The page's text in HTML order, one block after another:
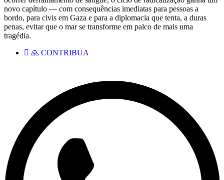
novo capítulo — com consequências imediatas para pessoas a
bordo, para civis em Gaza e para a diplomacia que tenta, a duras
penas, evitar que o mar se transforme em palco de mais uma
tragédia.
🙏 CONTRIBUA